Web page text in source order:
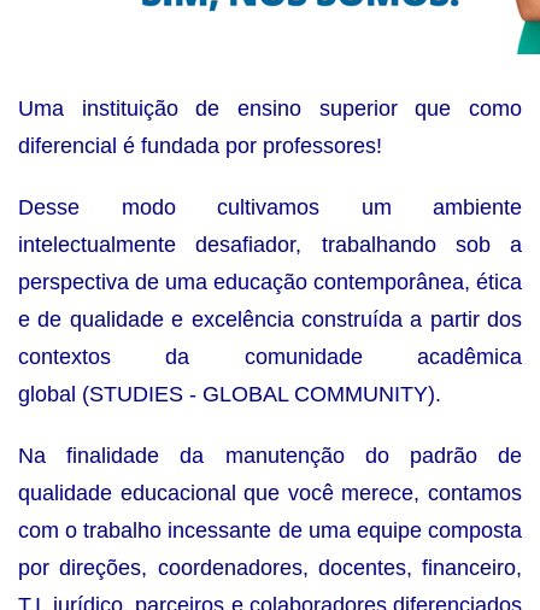
Uma instituição de ensino superior que como
diferencial é fundada por professores!
Desse modo cultivamos um ambiente
intelectualmente desafiador, trabalhando sob a
perspectiva de uma educação contemporânea, ética
e de qualidade e excelência construída a partir dos
contextos da comunidade acadêmica
global (STUDIES - GLOBAL COMMUNITY).
Na finalidade da manutenção do padrão de
qualidade educacional que você merece, contamos
com o trabalho incessante de uma equipe composta
por direções, coordenadores, docentes, financeiro,
T.I, jurídico, parceiros e colaboradores diferenciados